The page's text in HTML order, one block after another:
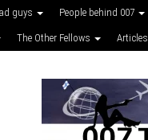
guys People behind 007
The Other Fellows Articles